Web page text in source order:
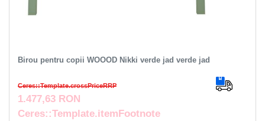
Birou pentru copii WOOOD Nikki verde jad verde jad
Ceres::Template.crossPriceRRP
1.477,63 RON
Ceres::Template.itemFootnote